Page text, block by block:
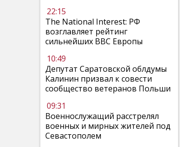
22:15
The National Interest: РФ
возглавляет рейтинг
сильнейших ВВС Европы
10:49
Депутат Саратовской облдумы
Калинин призвал к совести
сообщество ветеранов Польши
09:31
Военнослужащий расстрелял
военных и мирных жителей под
Севастополем